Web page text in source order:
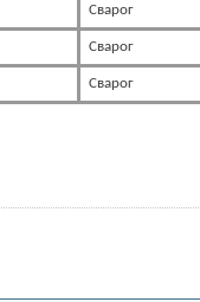
Сварог
Сварог
Сварог